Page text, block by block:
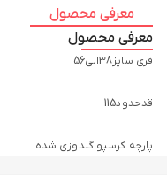
معرفی محصول
معرفی محصول
قدحدود115
پارچه کرسپو گلدوزی شده